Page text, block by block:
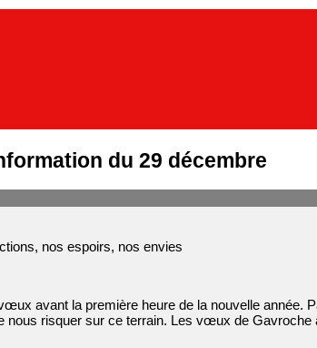
du 29 décembre
nos espoirs, nos envies
avant la première heure de la nouvelle année.
risquer sur ce terrain. Les vœux de Gavroche